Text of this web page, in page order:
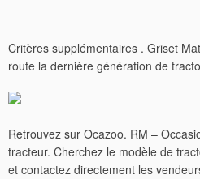
Critères supplémentaires . Griset
route la dernière génération de
Retrouvez sur Ocazoo. RM –
tracteur. Cherchez le modèle de
et contactez directement les